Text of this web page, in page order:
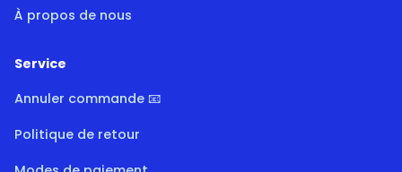
À propos de nous
Service
Annuler commande 📧
Politique de retour